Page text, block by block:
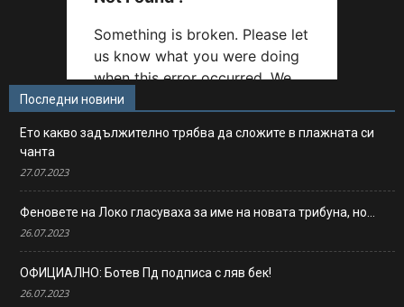
Последни новини
Ето какво задължително трябва да сложите в плажната си
чанта
27.07.2023
Феновете на Локо гласуваха за име на новата трибуна, но…
26.07.2023
ОФИЦИАЛНО: Ботев Пд подписа с ляв бек!
26.07.2023